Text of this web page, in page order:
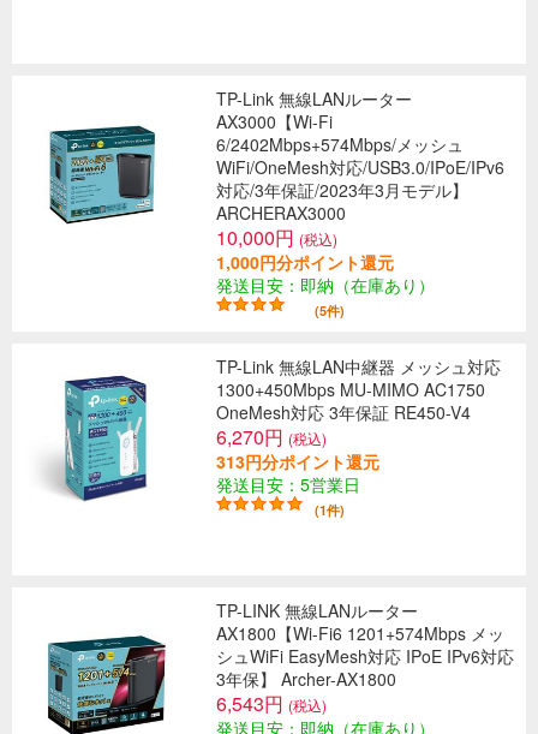
TP-Link 無線LANルーター
AX3000【Wi-Fi
6/2402Mbps+574Mbps/メッシュ
WiFi/OneMesh対応/USB3.0/IPoE/IPv6
対応/3年保証/2023年3月モデル】
ARCHERAX3000
10,000円 (税込)
1,000円分ポイント還元
発送目安：即納（在庫あり）
(5件)
TP-Link 無線LAN中継器 メッシュ対応
1300+450Mbps MU-MIMO AC1750
OneMesh対応 3年保証 RE450-V4
6,270円 (税込)
313円分ポイント還元
発送目安：5営業日
(1件)
TP-LINK 無線LANルーター
AX1800【Wi-Fi6 1201+574Mbps メッ
シュWiFi EasyMesh対応 IPoE IPv6対応
3年保】 Archer-AX1800
6,543円 (税込)
発送目安：即納（在庫あり）